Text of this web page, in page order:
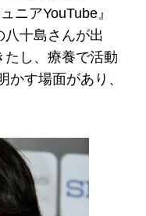
ニアYouTube』
十島さんが出
し、療養で活動
かす場面があり、